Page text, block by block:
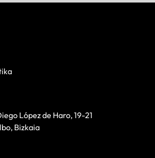
López de Haro, 19-21
Bizkaia